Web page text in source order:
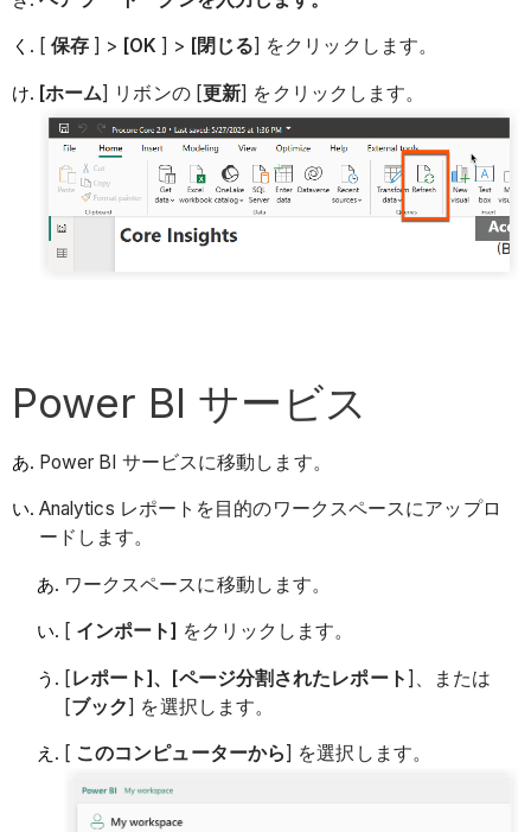
[ 保存 ] > [OK ] > [閉じる] をクリックします。
[ホーム] リボンの [更新] をクリックします。
Power BI サービス
Power BI サービスに移動します。
Analytics レポートを目的のワークスペースにアップロ
ードします。
ワークスペースに移動します。
[ インポート] をクリックします。
[レポート]、[ページ分割されたレポート ]、
または
[ブック] を選択します。
[ このコンピューターから] を選択します。